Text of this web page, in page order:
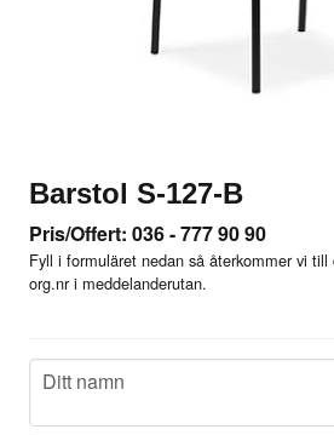
Barstol S-127-B
Pris/Offert: 036 - 777 90 90
Fyll i formuläret nedan så återkommer vi
org.nr i meddelanderutan.
name
Ditt namn